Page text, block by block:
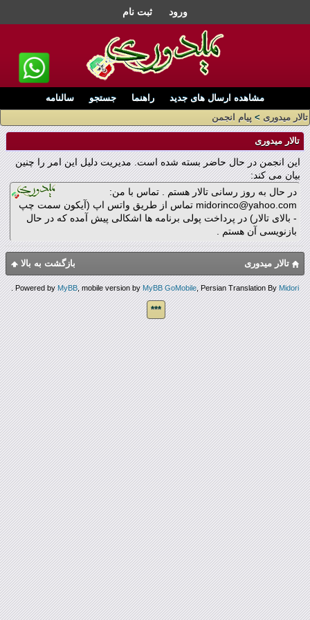
ورود ثبت نام
مشاهده ارسال های جدید راهنما جستجو
سالنامه
تالار میدوری > پیام انجمن
تالار میدوری
این انجمن در حال حاضر بسته شده است. مدیریت دلیل این امر را چنین
بیان می کند:
در حال به روز رسانی تالار هستم . تماس با من:
midorinco@yahoo.com تماس از طریق واتس اپ (آیکون سمت چپ
- بالای تالار) در پرداخت پولی برنامه ها اشکالی پیش آمده که در حال
بازنویسی آن هستم .
بازگشت به بالا تالار میدوری
Powered byMyBB, mobile version byMyBB GoMobile, Persian Translation ByMidori
.
***